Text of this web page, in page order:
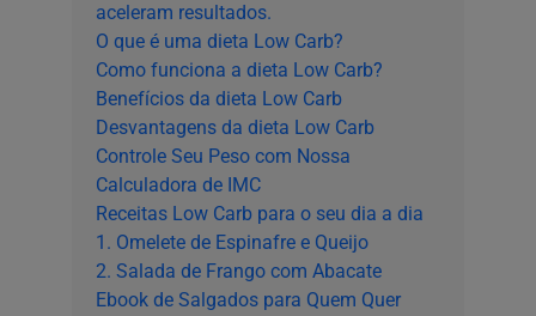
aceleram resultados.
O que é uma dieta Low Carb?
Como funciona a dieta Low Carb?
Benefícios da dieta Low Carb
Desvantagens da dieta Low Carb
Controle Seu Peso com Nossa
Calculadora de IMC
Receitas Low Carb para o seu dia a dia
1. Omelete de Espinafre e Queijo
2. Salada de Frango com Abacate
Ebook de Salgados para Quem Quer